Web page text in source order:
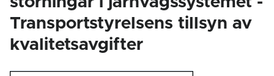
Transportstyrelsens tillsyn av
kvalitetsavgifter